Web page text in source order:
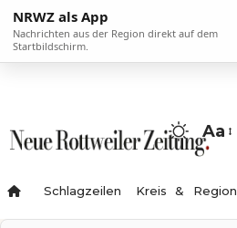
NRWZ als App
Nachrichten aus der Region direkt auf dem
Startbildschirm.
Aa
Schlagzeilen Kreis & Region